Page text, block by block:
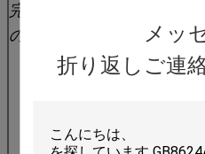
メッ
折り返しご連
完成したボード
の技術指標
2. レベル